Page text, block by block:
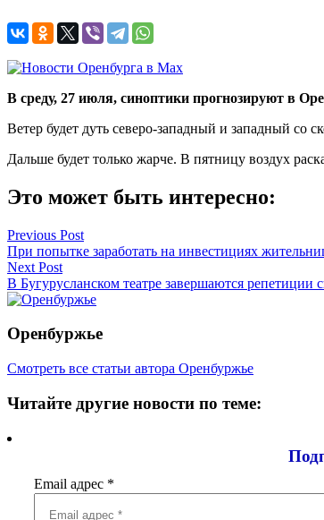
В среду, 27 июля, синоптики прогнозируют в
Ветер будет дуть северо-западный и западный со
Дальше будет только жарче. В пятницу воздух
Это может быть интересно:
Навигация
по
записям
Previous Post
При попытке заработать на инвестициях
Next Post
В Бугурусланском театре завершаются
Оренбуржье
Смотреть все статьи автора Оренбуржье
Читайте другие новости по теме:
Email адрес *